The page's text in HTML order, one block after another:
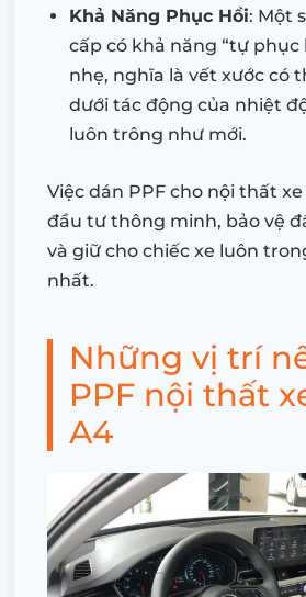
Khả Năng Phục Hồi: Một
cấp có khả năng “tự phục
nhẹ, nghĩa là vết xước có
dưới tác động của nhiệt
luôn trông như mới.
Việc dán PPF cho nội thất
đầu tư thông minh, bảo vệ
và giữ cho chiếc xe luôn
nhất.
Những vị trí
PPF nội thất
A4